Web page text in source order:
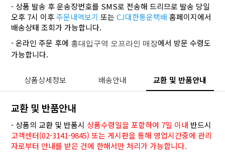
- 상품 발송 후 운송장번호를 SMS로 전송해 드리므로 발송 당일
오후 7시 이후주문내역보기 또는CJ대한통운택배 홈페이지에서
배송상태 조회가 가능합니다.
- 온라인 주문 후에 홍대입구역 오프라인 매장에서 방문 수령도
가능합니다.
상품상세정보 배송안내 교환 및 반품안내
교환 및 반품안내
- 상품의 교환 및 반품시 상품수령일을 포함하여 7일 이내 반드시
고객센터(02-3141-9845) 또는 게시판을 통해 영업시간중에 관리
자로부터 안내를 받은 건에 한해서만 처리가 가능합니다.